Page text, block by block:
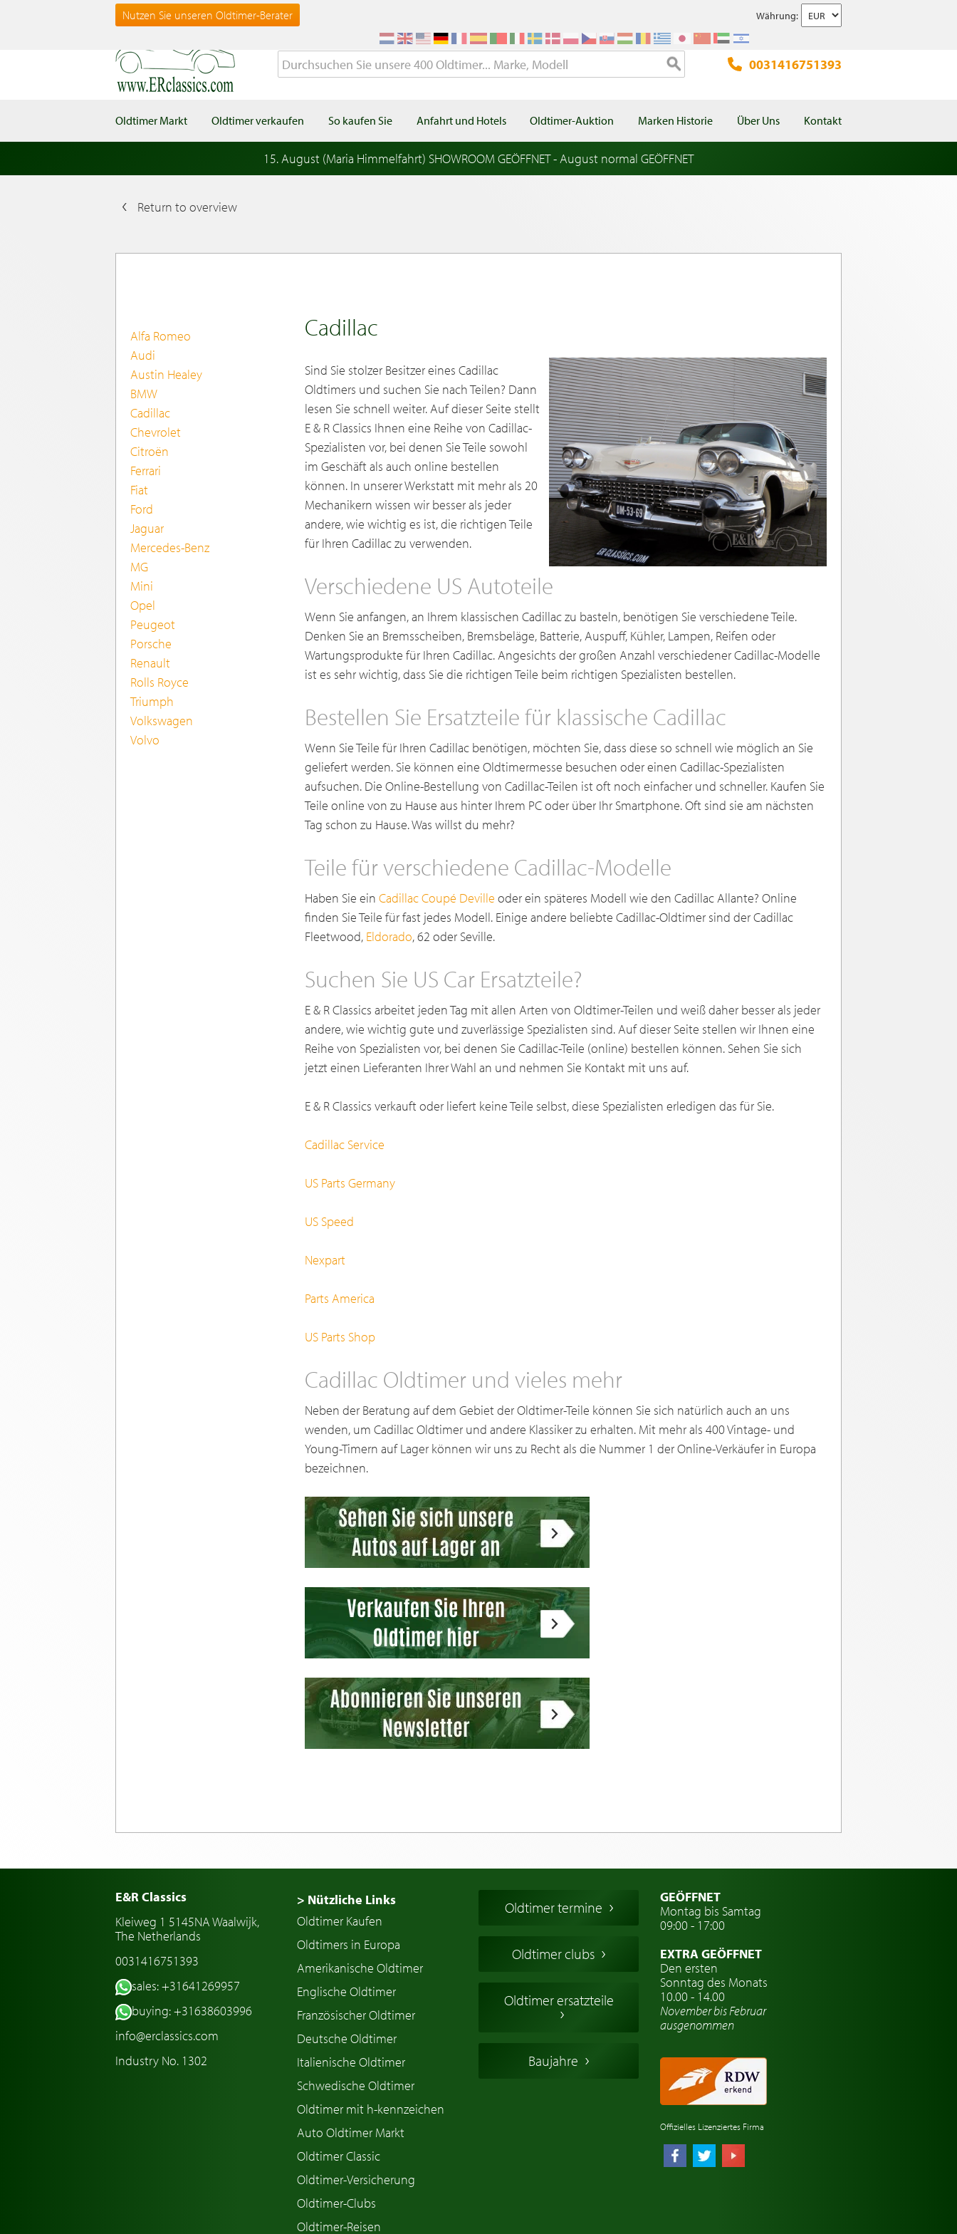
Nutzen Sie unseren Oldtimer-Berater Währung:
0031416751393
Oldtimer Markt Oldtimer verkaufen So kaufen Sie Anfahrt und Hotels Oldtimer-Auktion Marken Historie Über Uns Kontakt
15. August (Maria Himmelfahrt) SHOWROOM GEÖFFNET - August normal GEÖFFNET
Return to overview
Alfa Romeo
Audi
Austin Healey
BMW
Cadillac
Chevrolet
Citroën
Ferrari
Fiat
Ford
Jaguar
Mercedes-Benz
MG
Mini
Opel
Peugeot
Porsche
Renault
Rolls Royce
Triumph
Volkswagen
Volvo
Cadillac
Sind Sie stolzer Besitzer eines Cadillac
Oldtimers und suchen Sie nach Teilen? Dann
lesen Sie schnell weiter. Auf dieser Seite stellt
E & R Classics Ihnen eine Reihe von Cadillac-
Spezialisten vor, bei denen Sie Teile sowohl
im Geschäft als auch online bestellen
können. In unserer Werkstatt mit mehr als 20
Mechanikern wissen wir besser als jeder
andere, wie wichtig es ist, die richtigen Teile
für Ihren Cadillac zu verwenden.
Verschiedene US Autoteile
Wenn Sie anfangen, an Ihrem klassischen Cadillac zu basteln, benötigen Sie verschiedene Teile.
Denken Sie an Bremsscheiben, Bremsbeläge, Batterie, Auspuff, Kühler, Lampen, Reifen oder
Wartungsprodukte für Ihren Cadillac. Angesichts der großen Anzahl verschiedener Cadillac-Modelle
ist es sehr wichtig, dass Sie die richtigen Teile beim richtigen Spezialisten bestellen.
Bestellen Sie Ersatzteile für klassische Cadillac
Wenn Sie Teile für Ihren Cadillac benötigen, möchten Sie, dass diese so schnell wie möglich an Sie
geliefert werden. Sie können eine Oldtimermesse besuchen oder einen Cadillac-Spezialisten
aufsuchen. Die Online-Bestellung von Cadillac-Teilen ist oft noch einfacher und schneller. Kaufen Sie
Teile online von zu Hause aus hinter Ihrem PC oder über Ihr Smartphone. Oft sind sie am nächsten
Tag schon zu Hause. Was willst du mehr?
Teile für verschiedene Cadillac-Modelle
Haben Sie ein Cadillac Coupé Deville oder ein späteres Modell wie den Cadillac Allante? Online
finden Sie Teile für fast jedes Modell. Einige andere beliebte Cadillac-Oldtimer sind der Cadillac
Fleetwood, Eldorado, 62 oder Seville.
Suchen Sie US Car Ersatzteile?
E & R Classics arbeitet jeden Tag mit allen Arten von Oldtimer-Teilen und weiß daher besser als jeder
andere, wie wichtig gute und zuverlässige Spezialisten sind. Auf dieser Seite stellen wir Ihnen eine
Reihe von Spezialisten vor, bei denen Sie Cadillac-Teile (online) bestellen können. Sehen Sie sich
jetzt einen Lieferanten Ihrer Wahl an und nehmen Sie Kontakt mit uns auf.
E & R Classics verkauft oder liefert keine Teile selbst, diese Spezialisten erledigen das für Sie.
Cadillac Service
US Parts Germany
US Speed
Nexpart
Parts America
US Parts Shop
Cadillac Oldtimer und vieles mehr
Neben der Beratung auf dem Gebiet der Oldtimer-Teile können Sie sich natürlich auch an uns
wenden, um Cadillac Oldtimer und andere Klassiker zu erhalten. Mit mehr als 400 Vintage- und
Young-Timern auf Lager können wir uns zu Recht als die Nummer 1 der Online-Verkäufer in Europa
bezeichnen.
E&R Classics
Kleiweg 1 5145NA Waalwijk,
The Netherlands
0031416751393
sales: +31641269957
buying: +31638603996
info@erclassics.com
Industry No. 1302
> Nützliche Links
Oldtimer Kaufen
Oldtimers in Europa
Amerikanische Oldtimer
Englische Oldtimer
Französischer Oldtimer
Deutsche Oldtimer
Italienische Oldtimer
Schwedische Oldtimer
Oldtimer mit h-kennzeichen
Auto Oldtimer Markt
Oldtimer Classic
Oldtimer-Versicherung
Oldtimer-Clubs
Oldtimer-Reisen
Oldtimer termine
Oldtimer clubs
Oldtimer ersatzteile
Baujahre
GEÖFFNET
Montag bis Samtag
09:00 - 17:00
EXTRA GEÖFFNET
Den ersten
Sonntag des Monats
10.00 - 14.00
November bis Februar
ausgenommen
Offizielles Lizenziertes Firma